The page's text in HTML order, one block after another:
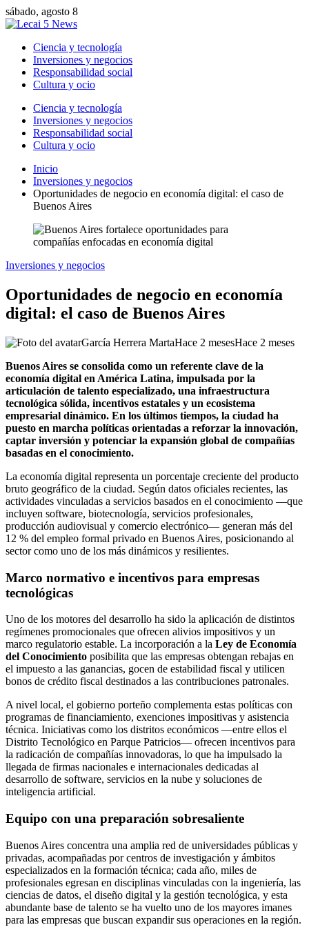
sábado, agosto 8
Ciencia y tecnología
Inversiones y negocios
Responsabilidad social
Cultura y ocio
Ciencia y tecnología
Inversiones y negocios
Responsabilidad social
Cultura y ocio
Inicio
Inversiones y negocios
Oportunidades de negocio en economía digital: el caso de
Buenos Aires
Inversiones y negocios
Oportunidades de negocio en economía
digital: el caso de Buenos Aires
García Herrera MartaHace 2 mesesHace 2 meses
Buenos Aires se consolida como un referente clave de la
economía digital en América Latina, impulsada por la
articulación de talento especializado, una infraestructura
tecnológica sólida, incentivos estatales y un ecosistema
empresarial dinámico. En los últimos tiempos, la ciudad ha
puesto en marcha políticas orientadas a reforzar la innovación,
captar inversión y potenciar la expansión global de compañías
basadas en el conocimiento.
La economía digital representa un porcentaje creciente del producto
bruto geográfico de la ciudad. Según datos oficiales recientes, las
actividades vinculadas a servicios basados en el conocimiento —que
incluyen software, biotecnología, servicios profesionales,
producción audiovisual y comercio electrónico— generan más del
12 % del empleo formal privado en Buenos Aires, posicionando al
sector como uno de los más dinámicos y resilientes.
Marco normativo e incentivos para empresas
tecnológicas
Uno de los motores del desarrollo ha sido la aplicación de distintos
regímenes promocionales que ofrecen alivios impositivos y un
marco regulatorio estable. La incorporación a la Ley de Economía
del Conocimiento posibilita que las empresas obtengan rebajas en
el impuesto a las ganancias, gocen de estabilidad fiscal y utilicen
bonos de crédito fiscal destinados a las contribuciones patronales.
A nivel local, el gobierno porteño complementa estas políticas con
programas de financiamiento, exenciones impositivas y asistencia
técnica. Iniciativas como los distritos económicos —entre ellos el
Distrito Tecnológico en Parque Patricios— ofrecen incentivos para
la radicación de compañías innovadoras, lo que ha impulsado la
llegada de firmas nacionales e internacionales dedicadas al
desarrollo de software, servicios en la nube y soluciones de
inteligencia artificial.
Equipo con una preparación sobresaliente
Buenos Aires concentra una amplia red de universidades públicas y
privadas, acompañadas por centros de investigación y ámbitos
especializados en la formación técnica; cada año, miles de
profesionales egresan en disciplinas vinculadas con la ingeniería, las
ciencias de datos, el diseño digital y la gestión tecnológica, y esta
abundante base de talento se ha vuelto uno de los mayores imanes
para las empresas que buscan expandir sus operaciones en la región.